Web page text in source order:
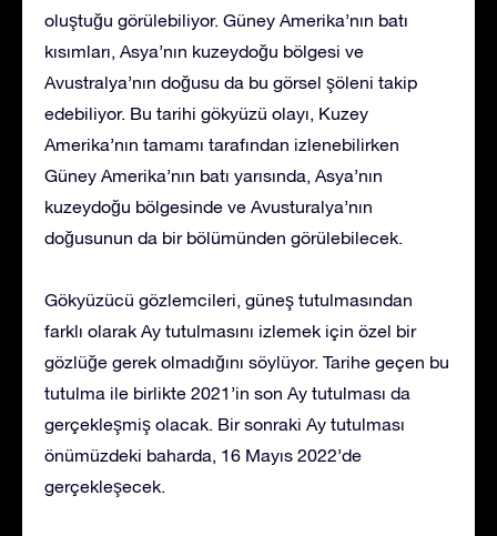
oluştuğu görülebiliyor. Güney Amerika’nın batı
kısımları, Asya’nın kuzeydoğu bölgesi ve
Avustralya’nın doğusu da bu görsel şöleni takip
edebiliyor. Bu tarihi gökyüzü olayı, Kuzey
Amerika’nın tamamı tarafından izlenebilirken
Güney Amerika’nın batı yarısında, Asya’nın
kuzeydoğu bölgesinde ve Avusturalya’nın
doğusunun da bir bölümünden görülebilecek.
Gökyüzücü gözlemcileri, güneş tutulmasından
farklı olarak Ay tutulmasını izlemek için özel bir
gözlüğe gerek olmadığını söylüyor. Tarihe geçen bu
tutulma ile birlikte 2021’in son Ay tutulması da
gerçekleşmiş olacak. Bir sonraki Ay tutulması
önümüzdeki baharda, 16 Mayıs 2022’de
gerçekleşecek.